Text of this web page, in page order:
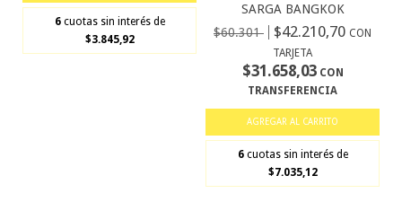
6 cuotas sin interés de
$3.845,92
SARGA BANGKOK
$60.301
$42.210,70 CON
TARJETA
$31.658,03CON
TRANSFERENCIA
AGREGAR AL CARRITO
6 cuotas sin interés de
$7.035,12